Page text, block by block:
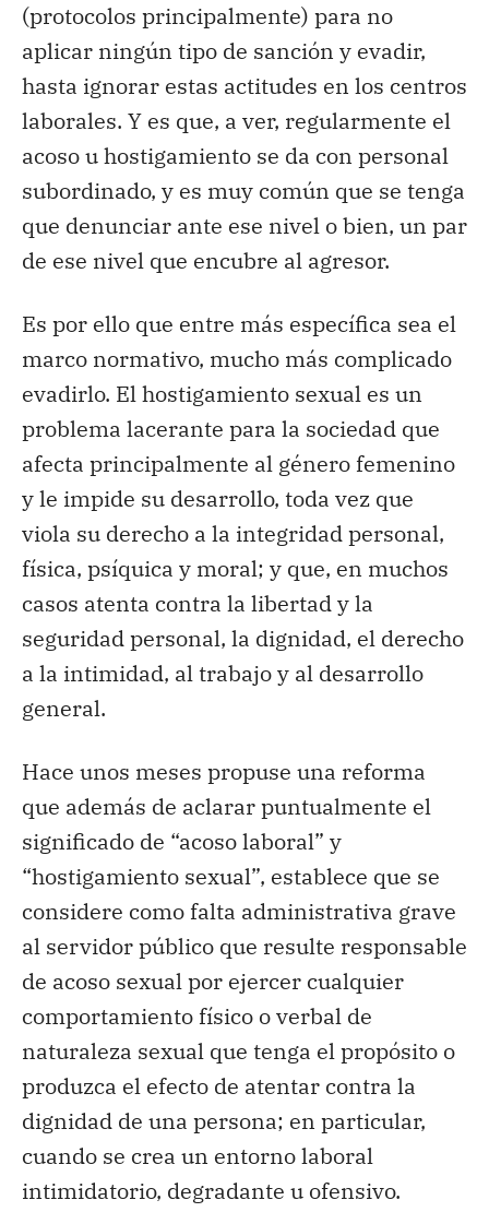
(protocolos principalmente) para no
aplicar ningún tipo de sanción y evadir,
hasta ignorar estas actitudes en los centros
laborales. Y es que, a ver, regularmente el
acoso u hostigamiento se da con personal
subordinado, y es muy común que se tenga
que denunciar ante ese nivel o bien, un par
de ese nivel que encubre al agresor.
Es por ello que entre más específica sea el
marco normativo, mucho más complicado
evadirlo. El hostigamiento sexual es un
problema lacerante para la sociedad que
afecta principalmente al género femenino
y le impide su desarrollo, toda vez que
viola su derecho a la integridad personal,
física, psíquica y moral; y que, en muchos
casos atenta contra la libertad y la
seguridad personal, la dignidad, el derecho
a la intimidad, al trabajo y al desarrollo
general.
Hace unos meses propuse una reforma
que además de aclarar puntualmente el
significado de “acoso laboral” y
“hostigamiento sexual”, establece que se
considere como falta administrativa grave
al servidor público que resulte responsable
de acoso sexual por ejercer cualquier
comportamiento físico o verbal de
naturaleza sexual que tenga el propósito o
produzca el efecto de atentar contra la
dignidad de una persona; en particular,
cuando se crea un entorno laboral
intimidatorio, degradante u ofensivo.